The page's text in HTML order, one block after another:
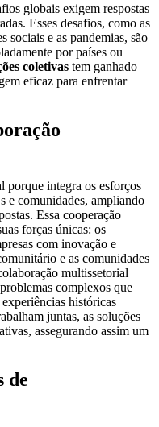
globais exigem respostas
Esses desafios, como as
sociais e as pandemias, são
por países ou
coletivas tem ganhado
eficaz para enfrentar
porque integra os esforços
e comunidades, ampliando
Essa cooperação
forças únicas: os
com inovação e
e as comunidades
multissetorial
complexos que
históricas
juntas, as soluções
assegurando assim um
de